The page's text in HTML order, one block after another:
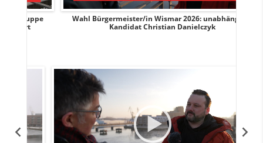
Wahl Bürgermeister/in Wismar 2026: unabhängiger
Kandidat Christian Danielczyk